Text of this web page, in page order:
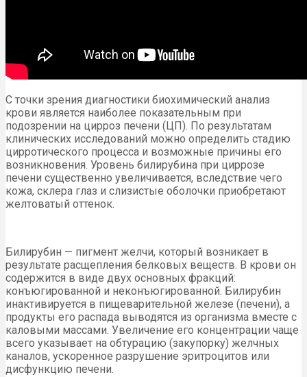
С точки зрения диагностики биохимический анализ
крови является наиболее показательным при
подозрении на цирроз печени (ЦП). По результатам
клинических исследований можно определить стадию
цирротического процесса и возможные причины его
возникновения. Уровень билирубина при циррозе
печени существенно увеличивается, вследствие чего
кожа, склера глаз и слизистые оболочки приобретают
желтоватый оттенок.
Билирубин — пигмент желчи, который возникает в
результате расщепления белковых веществ. В крови он
содержится в виде двух основных фракций:
конъюгированной и неконъюгированной. Билирубин
инактивируется в пищеварительной железе (печени), а
продукты его распада выводятся из организма вместе с
каловыми массами. Увеличение его концентрации чаще
всего указывает на обтурацию (закупорку) желчных
каналов, ускоренное разрушение эритроцитов или
дисфункцию печени.